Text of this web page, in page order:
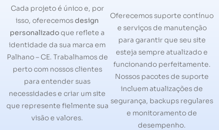
Cada projeto é único e, por
isso, oferecemosdesign
personalizadoque reflete a
identidade da sua marca em
Palhano – CE. Trabalhamos de
perto com nossos clientes
para entender suas
necessidades e criar um site
que represente fielmente sua
visão e valores.
Oferecemos suporte contínuo
e serviços de manutenção
para garantir que seu site
esteja sempre atualizado e
funcionando perfeitamente.
Nossos pacotes de suporte
incluem atualizações de
segurança, backups regulares
e monitoramento de
desempenho.